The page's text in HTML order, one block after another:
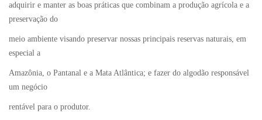
adquirir e manter as boas práticas que combinam a produção agrícola e a
preservação do
meio ambiente visando preservar nossas principais reservas naturais, em
especial a
Amazônia, o Pantanal e a Mata Atlântica; e fazer do algodão responsável
um negócio
rentável para o produtor.